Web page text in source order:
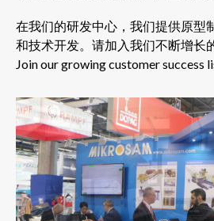
在我们的研发中心，我们提供原型
和技术开发。请加入我们不断增长
Join our growing customer success